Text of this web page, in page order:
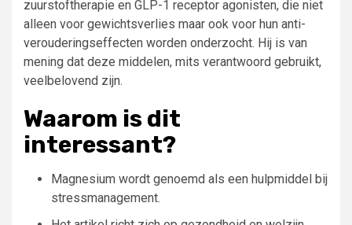
zuurstoftherapie en GLP-1 receptor agonisten, die niet
alleen voor gewichtsverlies maar ook voor hun anti-
verouderingseffecten worden onderzocht. Hij is van
mening dat deze middelen, mits verantwoord gebruikt,
veelbelovend zijn.
Waarom is dit
interessant?
Magnesium wordt genoemd als een hulpmiddel bij
stressmanagement.